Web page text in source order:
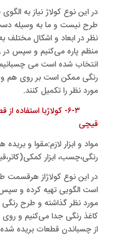
در این نوع کولاژ نیاز به
طرح نیست و ما به وسیله
نظر در ابعاد و اشکال
منظم پاره می‌کنیم و سپس در
انتخاب شده است می
رنگی ممکن است بر روی هم و
مورد نظر را تکمیل کنند.
۶-۳- کولاژبا
قیچی
مواد و ابزار لازم:مقوا و
رنگی،چسب، ابزار
در این نوع کولاژاز هرقسمت
است الگویی تهیه کرده و
مورد نظر گذاشته و طرح رنگی
کاغذ رنگی جدا می‌کنیم و
از چسباندن قطعات بریده